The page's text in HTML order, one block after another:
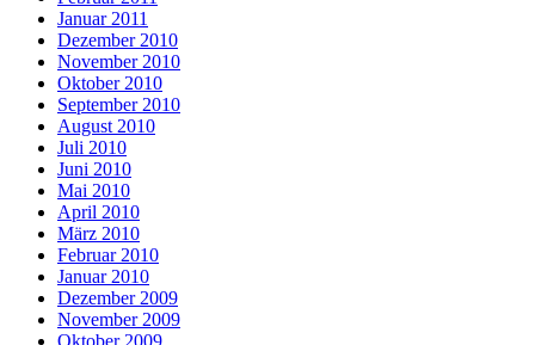
Januar 2011
Dezember 2010
November 2010
Oktober 2010
September 2010
August 2010
Juli 2010
Juni 2010
Mai 2010
April 2010
März 2010
Februar 2010
Januar 2010
Dezember 2009
November 2009
Oktober 2009